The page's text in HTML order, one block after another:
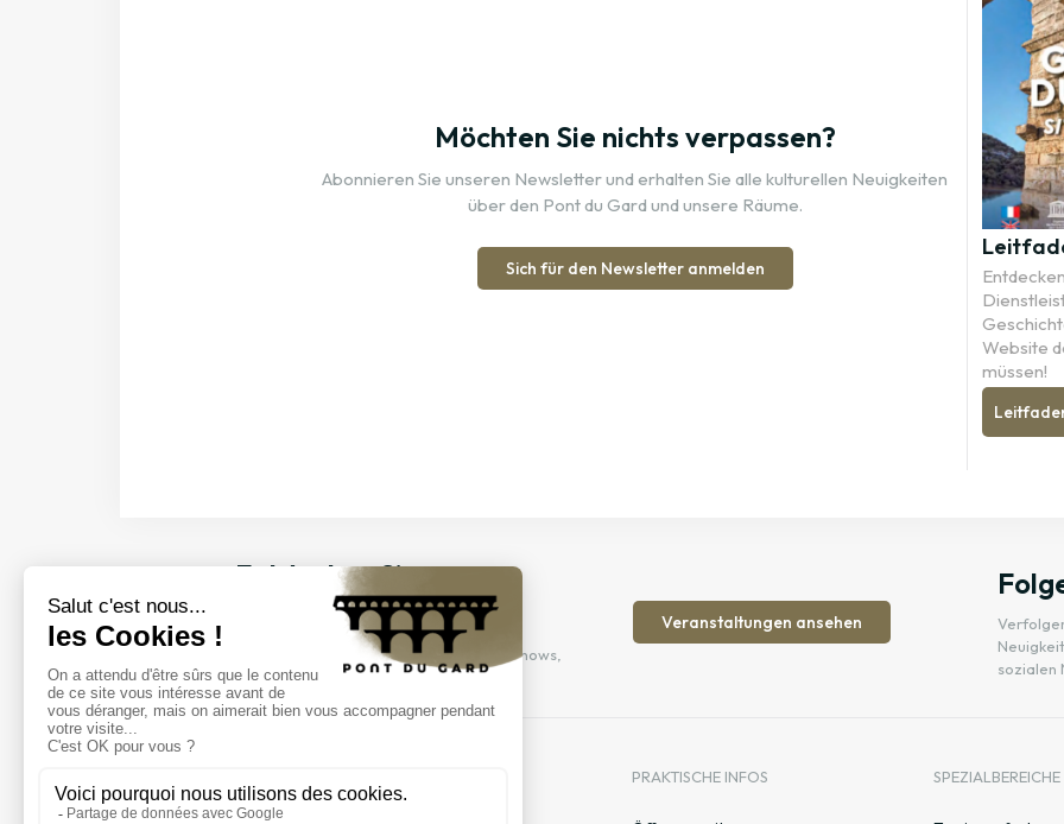
Möchten Sie nichts verpassen?
Abonnieren Sie unseren Newsletter und erhalten Sie alle kulturellen Neuigkeiten
über den Pont du Gard und unsere Räume.
Sich für den Newsletter anmelden
Website
müssen!
Entdecken Sie unsere
Veranstaltungen
Kommen Sie und entdecken Sie unsere Shows,
Besichtigungen und mehr.
Veranstaltungen ansehen
sozialen
PRAKTISCHE INFOS SPEZIALBEREICHE